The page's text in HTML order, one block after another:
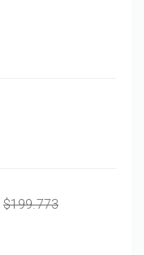
$199.773